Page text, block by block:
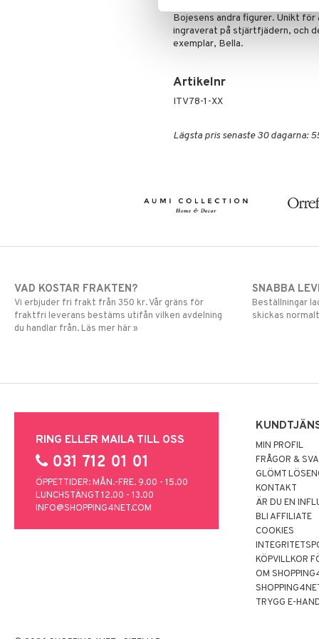
Bojesens andra figurer. Unikt
ingraverat på stjärtfjädern, och
exemplar, Bella.
Artikelnr
ITV78-1-XX
Lägsta pris senaste 30 dagarna:
VAD KOSTAR FRAKTEN?
Vi erbjuder fri frakt från 350 kr. Vår gräns för
fraktfri leverans bestäms utifån vilken avdelning
du handlar från. Läs mer här »
SNABBA
Beställningar
skickas
RING ELLER MAILA TILL OSS
031 712 01 01
ÖPPETTIDER: MÅN.-FRE. 9.00 - 15.00
LUNCHSTÄNGT 12.00 - 13.00
INFO@SHOPPING4NET.COM
MIN PROFIL
FRÅGOR &
GLÖMT
KONTAKT
ÄR DU EN
BLI AFFILIATE
COOKIES
KÖPVILLKOR
OM
TRYGG E-